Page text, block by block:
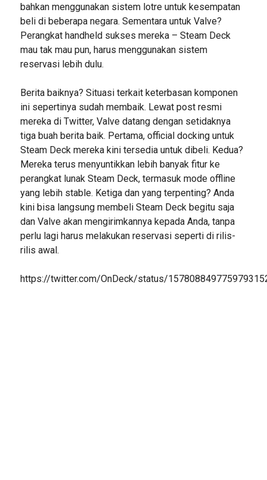
bahkan menggunakan sistem lotre untuk kesempatan
beli di beberapa negara. Sementara untuk Valve?
Perangkat handheld sukses mereka – Steam Deck
mau tak mau pun, harus menggunakan sistem
reservasi lebih dulu.
Berita baiknya? Situasi terkait keterbasan komponen
ini sepertinya sudah membaik. Lewat post resmi
mereka di Twitter, Valve datang dengan setidaknya
tiga buah berita baik. Pertama, official docking untuk
Steam Deck mereka kini tersedia untuk dibeli. Kedua?
Mereka terus menyuntikkan lebih banyak fitur ke
perangkat lunak Steam Deck, termasuk mode offline
yang lebih stable. Ketiga dan yang terpenting? Anda
kini bisa langsung membeli Steam Deck begitu saja
dan Valve akan mengirimkannya kepada Anda, tanpa
perlu lagi harus melakukan reservasi seperti di rilis-
rilis awal.
https://twitter.com/OnDeck/status/